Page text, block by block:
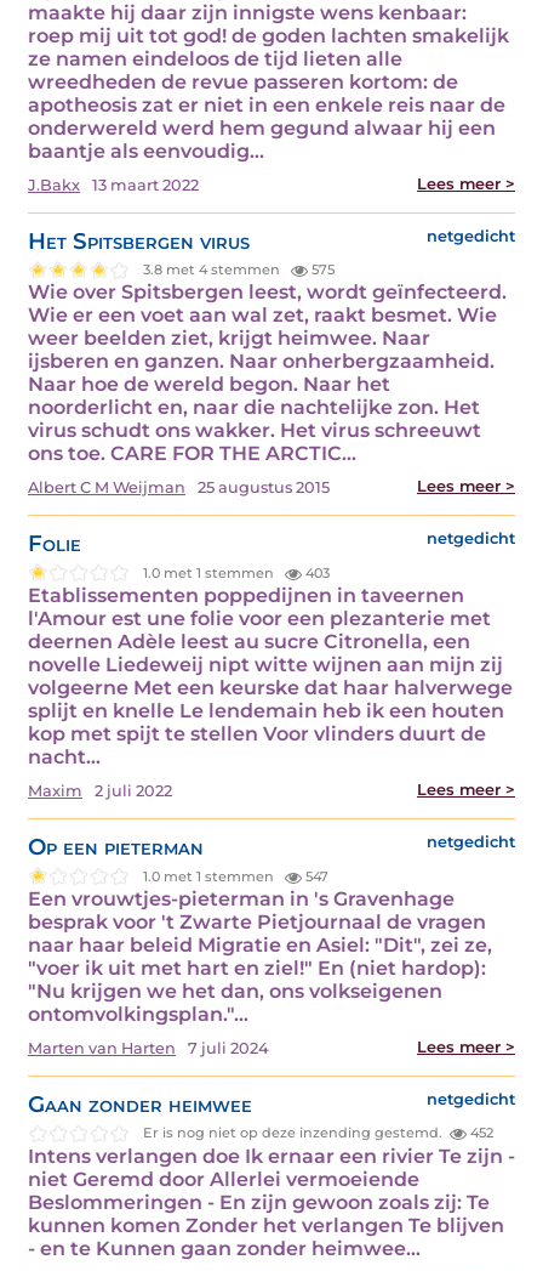
maakte hij daar zijn innigste wens kenbaar:
roep mij uit tot god! de goden lachten smakelijk
ze namen eindeloos de tijd lieten alle
wreedheden de revue passeren kortom: de
apotheosis zat er niet in een enkele reis naar de
onderwereld werd hem gegund alwaar hij een
baantje als eenvoudig…
J.Bakx 13 maart 2022 Lees meer >
Het Spitsbergen virus netgedicht
3.8 met 4 stemmen 575
Wie over Spitsbergen leest, wordt geïnfecteerd.
Wie er een voet aan wal zet, raakt besmet. Wie
weer beelden ziet, krijgt heimwee. Naar
ijsberen en ganzen. Naar onherbergzaamheid.
Naar hoe de wereld begon. Naar het
noorderlicht en, naar die nachtelijke zon. Het
virus schudt ons wakker. Het virus schreeuwt
ons toe. CARE FOR THE ARCTIC…
Albert C M Weijman 25 augustus 2015 Lees meer >
Folie netgedicht
1.0 met 1 stemmen 403
Etablissementen poppedijnen in taveernen
l'Amour est une folie voor een plezanterie met
deernen Adèle leest au sucre Citronella, een
novelle Liedeweij nipt witte wijnen aan mijn zij
volgeerne Met een keurske dat haar halverwege
splijt en knelle Le lendemain heb ik een houten
kop met spijt te stellen Voor vlinders duurt de
nacht…
Maxim 2 juli 2022 Lees meer >
Op een pieterman netgedicht
1.0 met 1 stemmen 547
Een vrouwtjes-pieterman in 's Gravenhage
besprak voor 't Zwarte Pietjournaal de vragen
naar haar beleid Migratie en Asiel: "Dit", zei ze,
"voer ik uit met hart en ziel!" En (niet hardop):
"Nu krijgen we het dan, ons volkseigenen
ontomvolkingsplan."…
Marten van Harten 7 juli 2024 Lees meer >
Gaan zonder heimwee netgedicht
Er is nog niet op deze inzending gestemd. 452
Intens verlangen doe Ik ernaar een rivier Te zijn -
niet Geremd door Allerlei vermoeiende
Beslommeringen - En zijn gewoon zoals zij: Te
kunnen komen Zonder het verlangen Te blijven
- en te Kunnen gaan zonder heimwee…